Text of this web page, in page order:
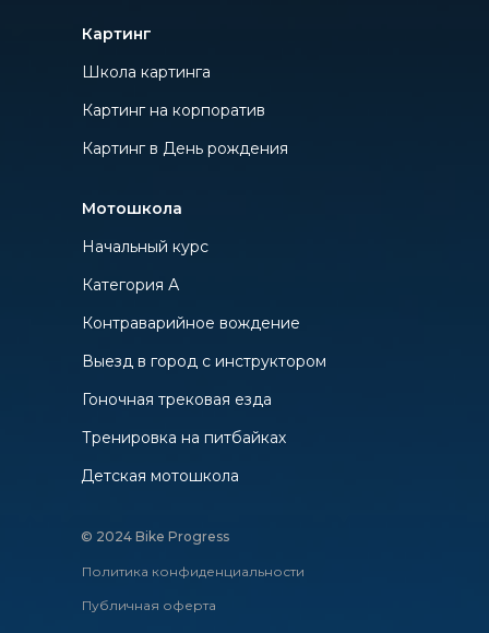
Картинг
Картинг на корпоратив
Школа картинга
Картинг в День рождения
© 2024 Bike Progress
Мотошкола
Категория А
Начальный курс
Выезд в город с инструктором
Контраварийное вождение
Детская мотошкола
Гоночная трековая езда
Тренировка на питбайках
Политика конфиденциальности
Публичная оферта